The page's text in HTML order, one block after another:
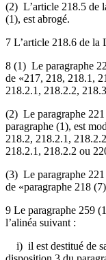
(2) L’article 218.5 de
(1), est abrogé.
7 L’article 218.6 de la
8 (1) Le paragraphe
de «217, 218, 218.1,
218.2.1, 218.2.2,
(2) Le paragraphe
paragraphe (1), est
218.2, 218.2.1,
218.2.1, 218.2.2 ou
(3) Le paragraphe
de «paragraphe 218
9 Le paragraphe 259
l’alinéa suivant :
i) il est destitué de